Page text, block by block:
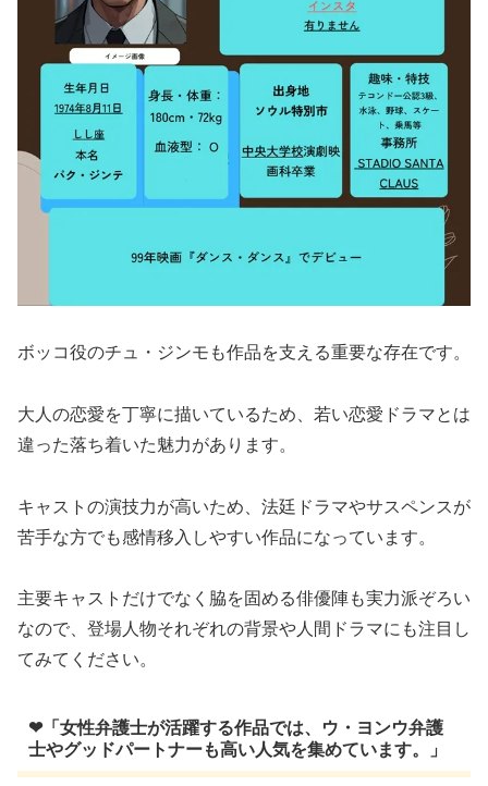
ボッコ役のチュ・ジンモも作品を支える重要な存在です。
大人の恋愛を丁寧に描いているため、若い恋愛ドラマとは
違った落ち着いた魅力があります。
キャストの演技力が高いため、法廷ドラマやサスペンスが
苦手な方でも感情移入しやすい作品になっています。
主要キャストだけでなく脇を固める俳優陣も実力派ぞろい
なので、登場人物それぞれの背景や人間ドラマにも注目し
てみてください。
❤「女性弁護士が活躍する作品では、ウ・ヨンウ弁護
士やグッドパートナーも高い人気を集めています。」